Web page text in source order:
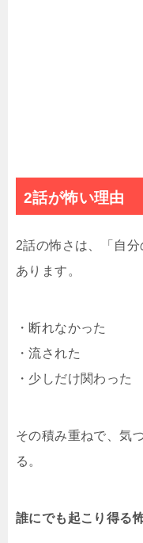
2話が怖い理由
2話の怖さは、「自
あります。
・断れなかった
・流された
・少しだけ関わった
その積み重ねで、気
る。
誰にでも起こり得る